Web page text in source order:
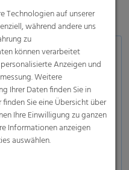
Technologien auf unserer
während andere uns
zu
können verarbeitet
Anzeigen und
Weitere
Ihrer Daten finden Sie in
finden Sie eine Übersicht über
Ihre Einwilligung zu ganzen
Informationen anzeigen
auswählen.